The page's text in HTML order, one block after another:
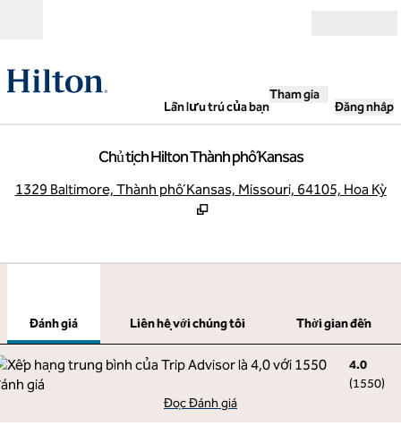
Lần lưu trú của bạn
Tham gia
Đăng nhập
Chủ tịch Hilton Thành phố Kansas
1329 Baltimore, Thành phố Kansas, Missouri, 64105, Hoa Kỳ,
Đánh giá Liên hệ với chúng tôi
Thời gian đến
4.0
(1550)
Đọc Đánh giá